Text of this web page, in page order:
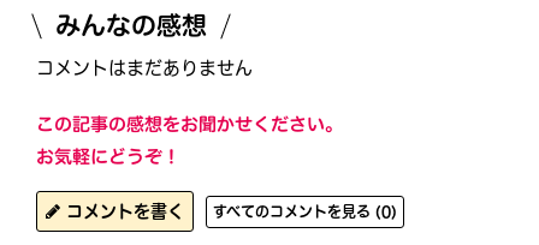
みんなの感想
コメントはまだありません
この記事の感想をお聞かせください。
お気軽にどうぞ！
コメントを書く すべてのコメントを見る (0)